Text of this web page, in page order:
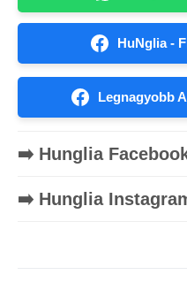
HuNglia -
Legnagyobb
➡️ Hunglia
➡️ Hunglia